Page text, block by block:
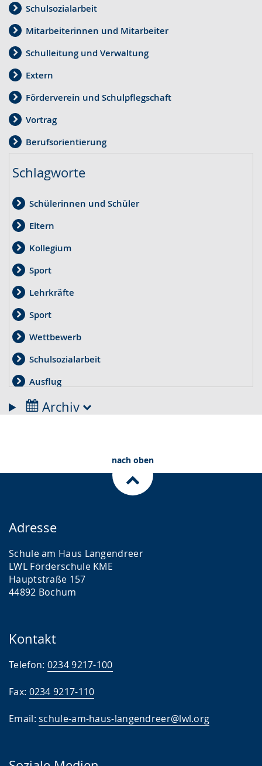
Schulsozialarbeit
Mitarbeiterinnen und Mitarbeiter
Schulleitung und Verwaltung
Extern
Förderverein und Schulpflegschaft
Vortrag
Berufsorientierung
Schlagworte
Schülerinnen und Schüler
Eltern
Kollegium
Sport
Lehrkräfte
Sport
Wettbewerb
Schulsozialarbeit
Ausflug
Therapie
Pflege
Elternbrief
Ferienbetreuung
Archiv
nach oben
Adresse
Schule am Haus Langendreer
LWL Förderschule KME
Hauptstraße 157
44892 Bochum
Kontakt
Telefon: 0234 9217-100
Fax: 0234 9217-110
Email:schule-am-haus-langendreer@lwl.org